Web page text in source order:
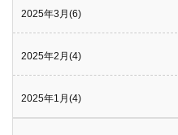
2025年3月(6)
2025年2月(4)
2025年1月(4)